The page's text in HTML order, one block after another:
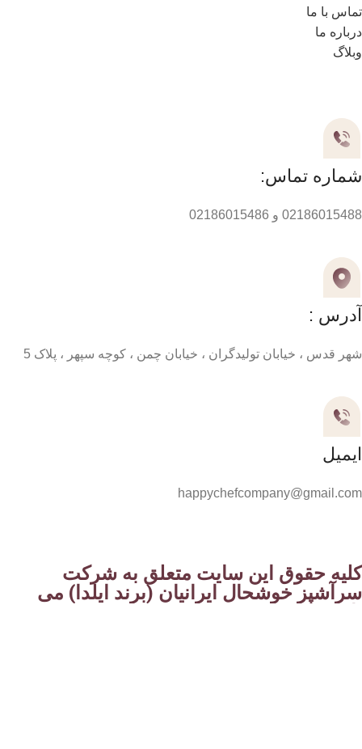
تماس با ما
درباره ما
وبلاگ
شماره تماس:
02186015488 و 02186015486
آدرس :
شهر قدس ، خیابان تولیدگران ، خیابان چمن ، کوچه سپهر ، پلاک 5
ایمیل
happychefcompany@gmail.com
کلیه حقوق این سایت متعلق به شرکت
سرآشپز خوشحال ایرانیان (برند ایلدا) می